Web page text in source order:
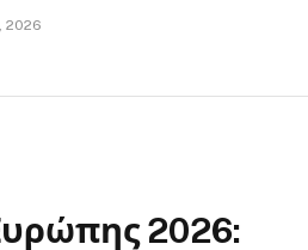
2026
2026: